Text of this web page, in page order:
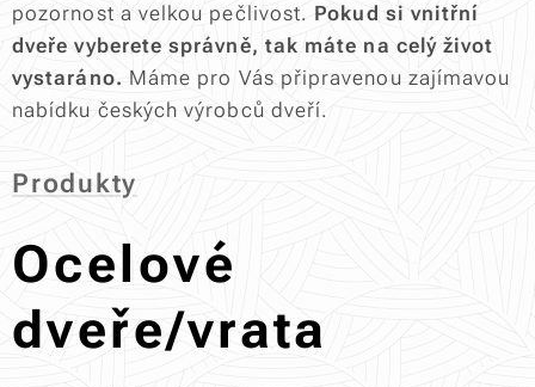
pozornost a velkou pečlivost. Pokud si vnitřní
dveře vyberete správně, tak máte na celý život
vystaráno. Máme pro Vás připravenou zajímavou
nabídku českých výrobců dveří.
Produkty
Ocelové
dveře/vrata